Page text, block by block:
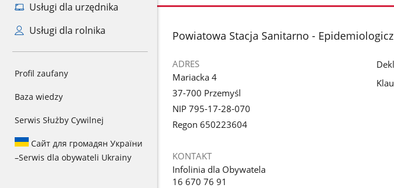
Usługi dla urzędnika
Usługi dla rolnika
Profil zaufany
Baza wiedzy
Serwis Służby Cywilnej
Сайт для громадян України
–Serwis dla obywateli Ukrainy
stopka
Powiatowa Stacja Sanitarno -
ADRES
Mariacka 4
37-700 Przemyśl
NIP 795-17-28-070
Regon 650223604
KONTAKT
Infolinia dla Obywatela
16 670 76 91